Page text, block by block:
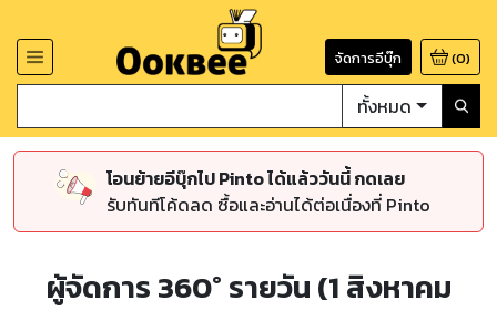
จัดการอีบุ๊ก (0)
ทั้งหมด
โอนย้ายอีบุ๊กไป Pinto ได้แล้ววันนี้ กดเลย
รับทันทีโค้ดลด ซื้อและอ่านได้ต่อเนื่องที่ Pinto
ผู้จัดการ 360° รายวัน (1 สิงหาคม